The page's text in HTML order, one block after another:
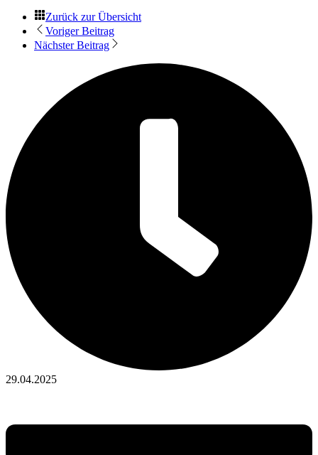
Zurück zur Übersicht
Voriger Beitrag
Nächster Beitrag
29.04.2025